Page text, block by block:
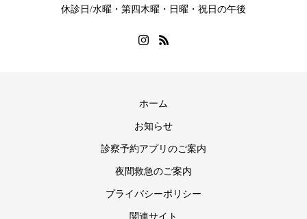
休診日/水曜・第四木曜・日曜・祝日の午後
ホーム
お知らせ
診察予約アプリのご案内
夜間救急のご案内
プライバシーポリシー
関連サイト